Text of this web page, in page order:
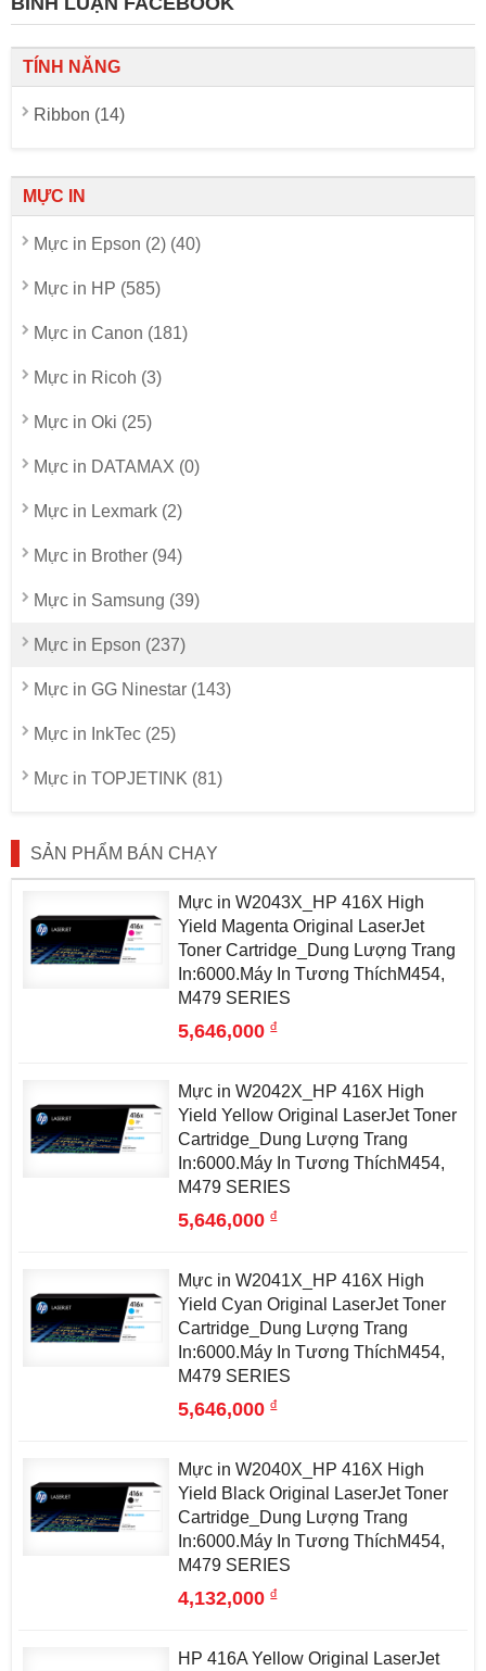
TÍNH NĂNG
Ribbon (14)
MỰC IN
Mực in Epson (2) (40)
Mực in HP (585)
Mực in Canon (181)
Mực in Ricoh (3)
Mực in Oki (25)
Mực in DATAMAX (0)
Mực in Lexmark (2)
Mực in Brother (94)
Mực in Samsung (39)
Mực in Epson (237)
Mực in GG Ninestar (143)
Mực in InkTec (25)
Mực in TOPJETINK (81)
SẢN PHẨM BÁN CHẠY
Mực in W2043X_HP 416X High
Yield Magenta Original LaserJet
Toner Cartridge_Dung Lượng Trang
In:6000.Máy In Tương ThíchM454,
M479 SERIES
5,646,000đ
Mực in W2042X_HP 416X High
Yield Yellow Original LaserJet Toner
Cartridge_Dung Lượng Trang
In:6000.Máy In Tương ThíchM454,
M479 SERIES
5,646,000đ
Mực in W2041X_HP 416X High
Yield Cyan Original LaserJet Toner
Cartridge_Dung Lượng Trang
In:6000.Máy In Tương ThíchM454,
M479 SERIES
5,646,000đ
Mực in W2040X_HP 416X High
Yield Black Original LaserJet Toner
Cartridge_Dung Lượng Trang
In:6000.Máy In Tương ThíchM454,
M479 SERIES
4,132,000đ
HP 416A Yellow Original LaserJet